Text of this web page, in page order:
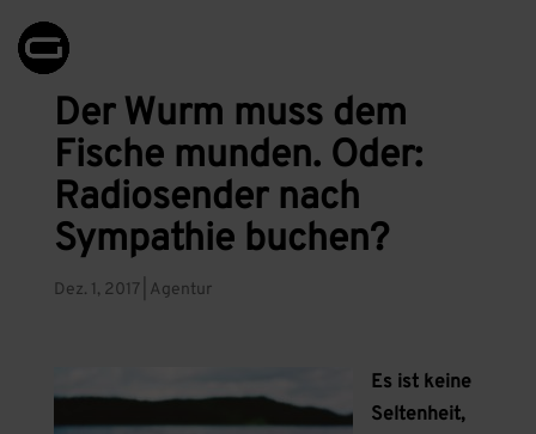
Der Wurm muss dem
Fische munden. Oder:
Radiosender nach
Sympathie buchen?
Dez. 1, 2017| Agentur
Es ist keine
Seltenheit,